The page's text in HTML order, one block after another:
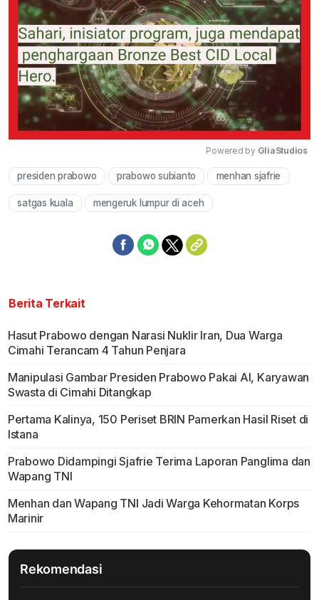
Mute
Powered by GliaStudios
presiden prabowo prabowo subianto menhan sjafrie
satgas kuala mengeruk lumpur di aceh
Berita Terkait
Hasut Prabowo dengan Narasi Nuklir Iran, Dua Warga
Cimahi Terancam 4 Tahun Penjara
Manipulasi Gambar Presiden Prabowo Pakai AI, Karyawan
Swasta di Cimahi Ditangkap
Pertama Kalinya, 150 Periset BRIN Pamerkan Hasil Riset di
Istana
Prabowo Didampingi Sjafrie Terima Laporan Panglima dan
Wapang TNI
Menhan dan Wapang TNI Jadi Warga Kehormatan Korps
Marinir
Rekomendasi